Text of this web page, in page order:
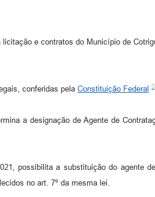
e contratos do Município de
conferidas pela Constituição Federal
a designação de Agente de
possibilita a substituição do agente
no art. 7º da mesma lei.